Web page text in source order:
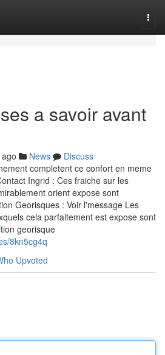
a savoir avant
News
Discuss
completent ce confort en meme
Ingrid : Ces fraiche sur les
orient expose sont
Georisques : Voir l'message Les
cela parfaitement est expose sont
georisque
8kn5cg4q
Upvoted